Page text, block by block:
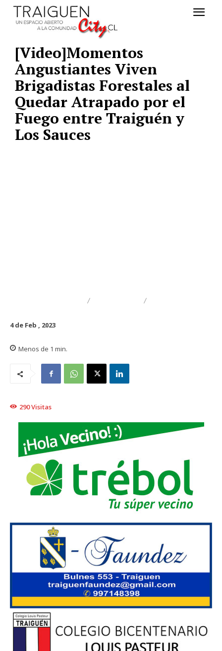
[Video]Momentos
Angustiantes Viven
Brigadistas Forestales al
Quedar Atrapado por el
Fuego entre Traiguén y
Los Sauces
4 de Feb , 2023
Menos de 1 min.
290Visitas